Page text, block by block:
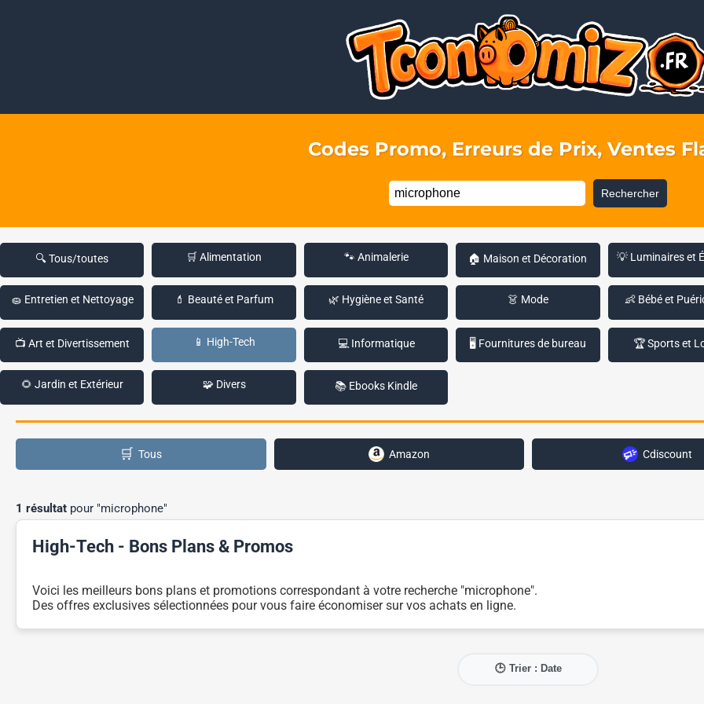
Codes Promo, Erreurs de Prix, Ventes
Rechercher
🔍 Tous/toutes 🛒 Alimentation 🐾 Animalerie 🏠 Maison et Décoration 💡 Luminaires et
🧽 Entretien et Nettoyage 💄 Beauté et Parfum 🌿 Hygiène et Santé 👗 Mode 👶 Bébé et
📺 Art et Divertissement 📱 High-Tech 💻 Informatique 🖥️ Fournitures de bureau 🏆 Sports et
🌻 Jardin et Extérieur 🧩 Divers 📚 Ebooks Kindle
🛒 Tous Amazon Cdiscount
1 résultat pour "microphone"
High-Tech - Bons Plans & Promos
Voici les meilleurs bons plans et promotions correspondant à votre recherche "microphone".
Des offres exclusives sélectionnées pour vous faire économiser sur vos achats en ligne.
🕒 Trier : Date